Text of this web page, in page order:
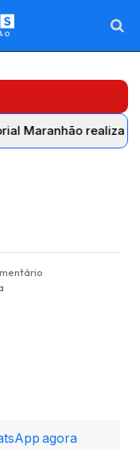
realiza troca
agora